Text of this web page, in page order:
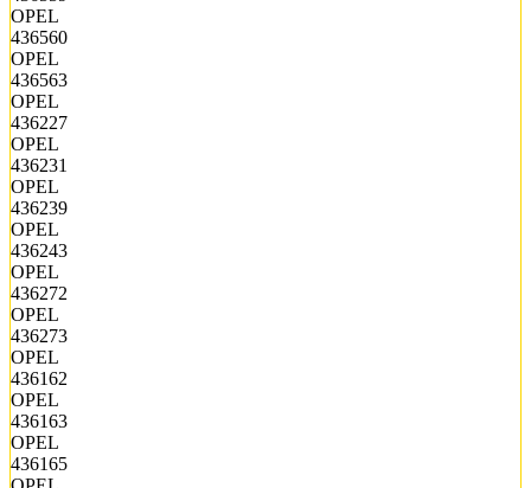
OPEL
436560
OPEL
436563
OPEL
436227
OPEL
436231
OPEL
436239
OPEL
436243
OPEL
436272
OPEL
436273
OPEL
436162
OPEL
436163
OPEL
436165